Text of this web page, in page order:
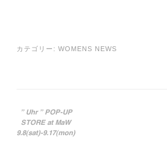
カテゴリー: WOMENS NEWS
投稿ナビゲーション
” Uhr ” POP-UP
STORE at MaW
9.8(sat)-9.17(mon)